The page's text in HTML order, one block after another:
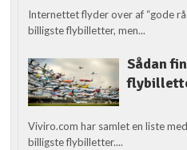
Internettet flyder over af “gode
billigste flybilletter, men...
Sådan
Viviro.com har samlet en liste
billigste flybilletter....